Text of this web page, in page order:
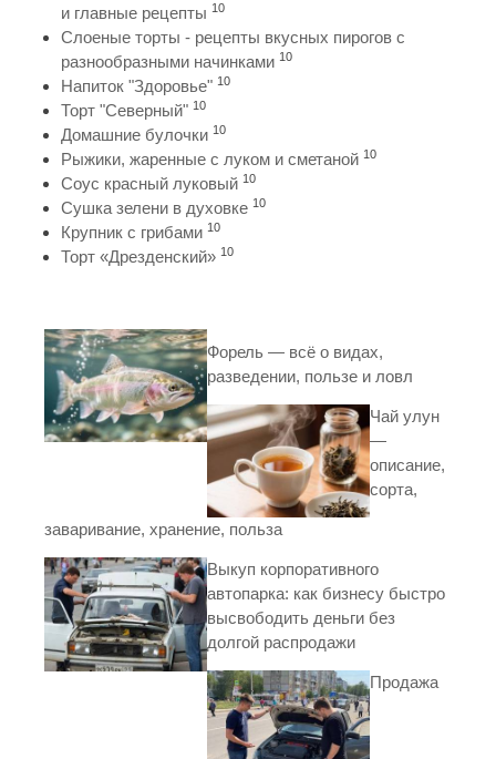
и главные рецепты 10
Слоеные торты - рецепты вкусных пирогов с
разнообразными начинками 10
Напиток "Здоровье" 10
Торт "Северный" 10
Домашние булочки 10
Рыжики, жаренные с луком и сметаной 10
Соус красный луковый 10
Сушка зелени в духовке 10
Крупник с грибами 10
Торт «Дрезденский» 10
Форель — всё о видах,
разведении, пользе и ловл
Чай улун
—
описание,
сорта,
заваривание, хранение, польза
Выкуп корпоративного
автопарка: как бизнесу быстро
высвободить деньги без
долгой распродажи
Продажа